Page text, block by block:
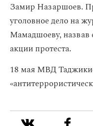
Замир Назаршоев.
уголовное дело на
Мамадшоеву, назвав
акции протеста.
18 мая МВД